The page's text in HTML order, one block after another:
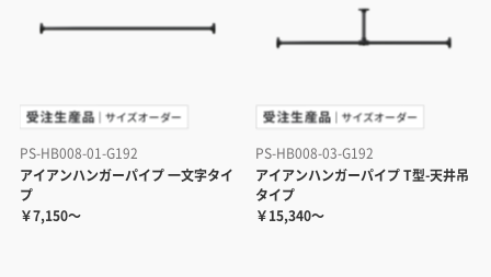
PS-HB008-01-G192
アイアンハンガーパイプ 一文字タイ
プ
￥7,150～
PS-HB008-03-G192
アイアンハンガーパイプ T型-天井吊
タイプ
￥15,340～